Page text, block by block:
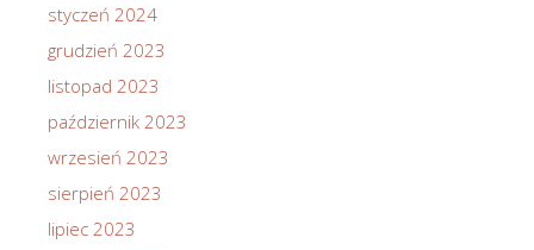
styczeń 2024
grudzień 2023
listopad 2023
październik 2023
wrzesień 2023
sierpień 2023
lipiec 2023